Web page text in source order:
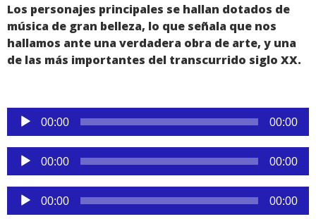
Los personajes principales se hallan dotados de
música de gran belleza, lo que señala que nos
hallamos ante una verdadera obra de arte, y una
de las más importantes del transcurrido siglo XX.
Reproductor
de
audio
00:00 00:00
Reproductor
de
audio
00:00 00:00
Reproductor
de
00:00 00:00